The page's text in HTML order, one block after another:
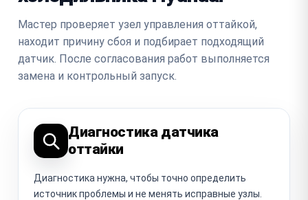
Мастер проверяет узел управления оттайкой,
находит причину сбоя и подбирает подходящий
датчик. После согласования работ выполняется
замена и контрольный запуск.
Диагностика датчика
оттайки
Диагностика нужна, чтобы точно определить
источник проблемы и не менять исправные узлы.